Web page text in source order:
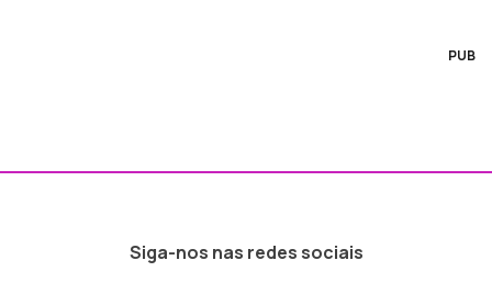
PUB
Siga-nos nas redes sociais